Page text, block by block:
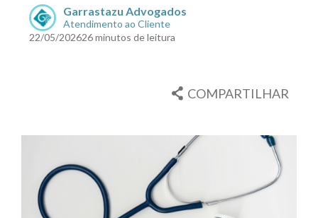
Garrastazu Advogados
Atendimento ao Cliente
22/05/202626 minutos de leitura
COMPARTILHAR